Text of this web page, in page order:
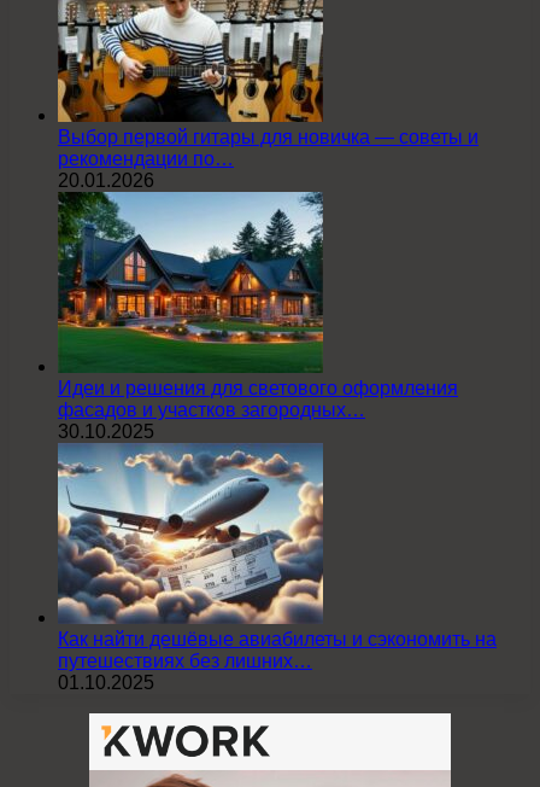
Выбор первой гитары для новичка — советы и
рекомендации по…
20.01.2026
Идеи и решения для светового оформления
фасадов и участков загородных…
30.10.2025
Как найти дешёвые авиабилеты и сэкономить на
путешествиях без лишних…
01.10.2025